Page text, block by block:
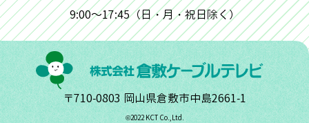
9:00～17:45（日・月・祝日除く）
〒710-0803 岡山県倉敷市中島2661-1
©︎2022 KCT Co.,Ltd.